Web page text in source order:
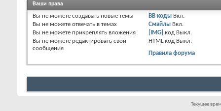
Ваши права
Вы не можете создавать новые темы
Вы не можете отвечать в темах
Вы не можете прикреплять вложения
Вы не можете редактировать свои
сообщения
BB коды Вкл.
Смайлы Вкл.
[IMG] код Выкл.
HTML код Выкл.
Правила форума
Текущее